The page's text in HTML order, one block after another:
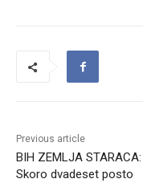
Previous article
BIH ZEMLJA STARACA:
Skoro dvadeset posto